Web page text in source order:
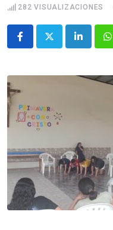
282 VISUALIZACIONES